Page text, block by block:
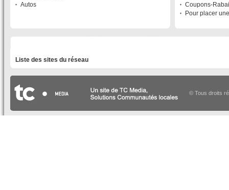
Autos
Coupons-
Pour placer
Liste des sites du réseau
© Tous droits